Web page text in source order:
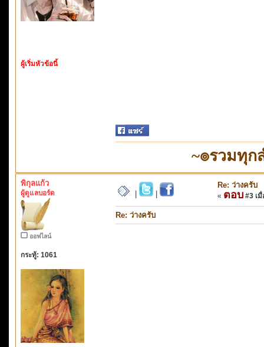
ผู้เริ่มหัวข้อนี้
~๏รวมทุ
พิกุลแก้ว
ผู้ดูแลบอร์ด
ออฟไลน์
กระทู้: 1061
Re: ว่างครับ
« ตอบ #3 เมื่
Re: ว่างครับ